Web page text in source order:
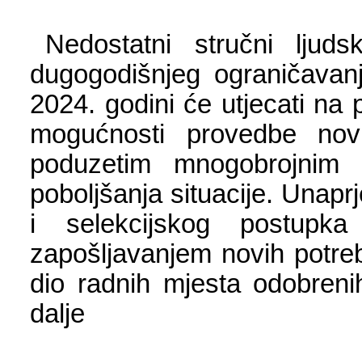
Nedostatni stručni
dugogodišnjeg
2024. godini će utjecati na
mogućnosti provedbe
poduzetim
poboljšanja situacije.
i selekcijskog
zapošljavanjem novih
dio radnih mjesta
dalje